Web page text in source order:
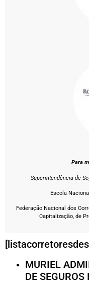
Para
Superintendência de
Escola
Federação Nacional dos
Capitalização, de
MURIEL
DE SEGUROS